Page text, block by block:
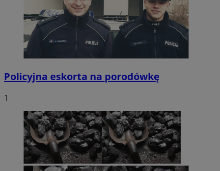
Policyjna eskorta na porodówkę
1